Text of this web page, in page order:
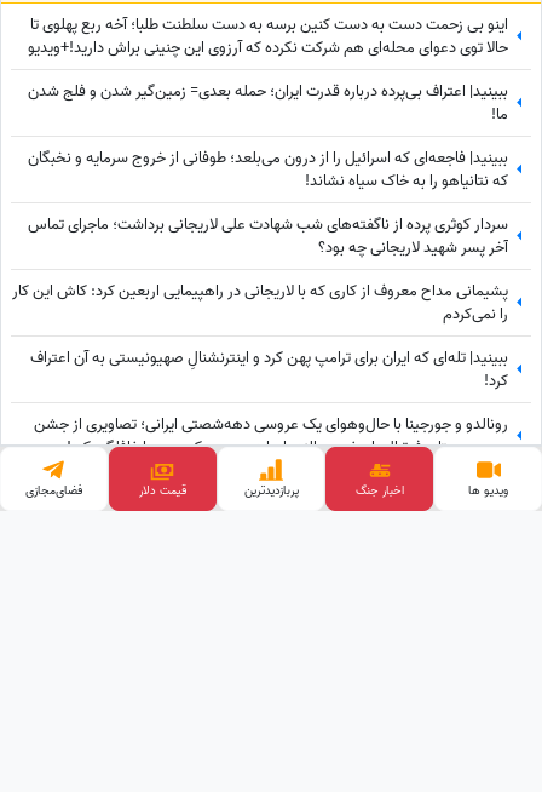
اینو بی زحمت دست به دست کنین برسه به دست سلطنت طلبا؛ آخه ربع پهلوی تا
حالا توی دعوای محله‌ای هم شرکت نکرده که آرزوی این چنینی براش دارید!+ویدیو
ببینید| اعتراف بی‌پرده درباره قدرت ایران؛ حمله بعدی= زمین‌گیر شدن و فلج شدن
ما!
ببینید| فاجعه‌ای که اسرائیل را از درون می‌بلعد؛ طوفانی از خروج سرمایه و نخبگان
که نتانیاهو را به خاک سیاه نشاند!
سردار کوثری پرده از ناگفته‌های شب شهادت علی لاریجانی برداشت؛ ماجرای تماس
آخر پسر شهید لاریجانی چه بود؟
پشیمانی مداح معروف از کاری که با لاریجانی در راهپیمایی اربعین کرد: کاش این کار
را نمی‌کردم
ببینید| تله‌ای که ایران برای ترامپ پهن کرد و اینترنشنالِ صهیونیستی به آن اعتراف
کرد!
رونالدو و جورجینا با حال‌وهوای یک عروسی دهه‌شصتی ایرانی؛ تصاویری از جشن
عروسی ستاره فوتبال با حضور هالند، امباپه و مسی که همه را غافلگیر کرد!
ببینید| جلسات فشرده برای یک تصمیم؛ تجمعات شبانه‌یِ مردمی پس از ماه صفر باز
هم ادامه دارد؟
ویدیو ها اخبار جنگ پربازدید‌ترین قیمت طلا فضای‌مجازی